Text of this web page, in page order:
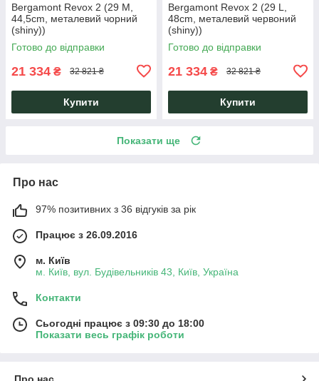
Bergamont Revox 2 (29 M,
44,5cm, металевий чорний
(shiny))
Готово до відправки
21 334 ₴ 32 821 ₴
Купити
Bergamont Revox 2 (29 L,
48cm, металевий червоний
(shiny))
Готово до відправки
21 334 ₴ 32 821 ₴
Купити
Показати ще
Про нас
97% позитивних з 36 відгуків за рік
Працює з 26.09.2016
м. Київ
м. Київ, вул. Будівельників 43, Київ, Україна
Контакти
Сьогодні працює з 09:30 до 18:00
Показати весь графік роботи